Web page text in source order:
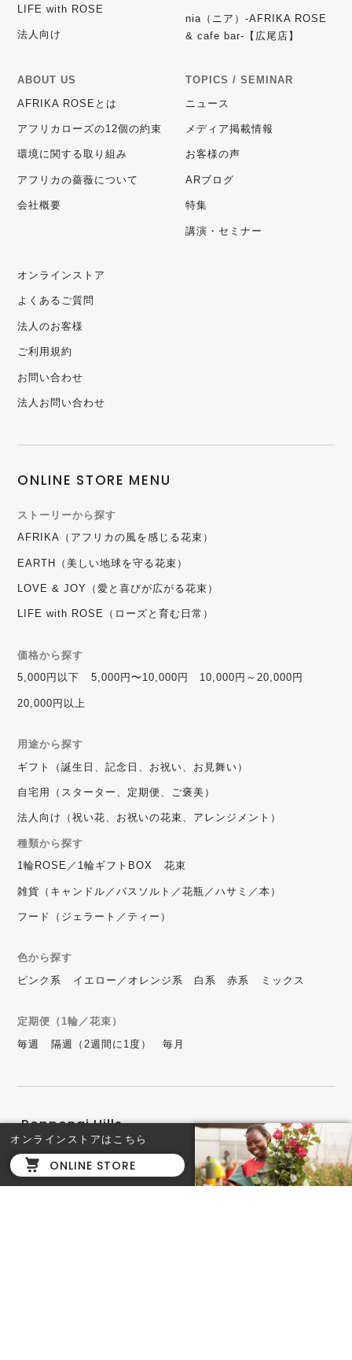
オンラインストアはこちら
ONLINE STORE
LIFE with ROSE
法人向け
nia（ニア）-AFRIKA ROSE
& cafe bar-【広尾店】
ABOUT US
AFRIKA ROSEとは
アフリカローズの12個の約束
環境に関する取り組み
アフリカの薔薇について
会社概要
TOPICS / SEMINAR
ニュース
メディア掲載情報
お客様の声
ARブログ
特集
講演・セミナー
オンラインストア
よくあるご質問
法人のお客様
ご利用規約
お問い合わせ
法人お問い合わせ
ONLINE STORE MENU
ストーリーから探す
AFRIKA（アフリカの風を感じる花束）
EARTH（美しい地球を守る花束）
LOVE & JOY（愛と喜びが広がる花束）
LIFE with ROSE（ローズと育む日常）
価格から探す
5,000円以下
5,000円〜10,000円 10,000円～20,000円
20,000円以上
用途から探す
ギフト（誕生日、記念日、お祝い、お見舞い）
自宅用（スターター、定期便、ご褒美）
法人向け（祝い花、お祝いの花束、アレンジメント）
種類から探す
1輪ROSE／1輪ギフトBOX
花束
雑貨（キャンドル／バスソルト／花瓶／ハサミ／本）
フード（ジェラート／ティー）
色から探す
ピンク系
イエロー／オレンジ系 白系 赤系 ミックス
定期便（1輪／花束）
毎週
隔週（2週間に1度） 毎月
Roppongi Hills
六本木ヒルズ店
東京都港区六本木6-10-1 六